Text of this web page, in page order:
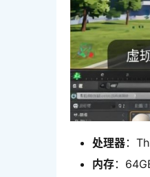
处理器：
内存：